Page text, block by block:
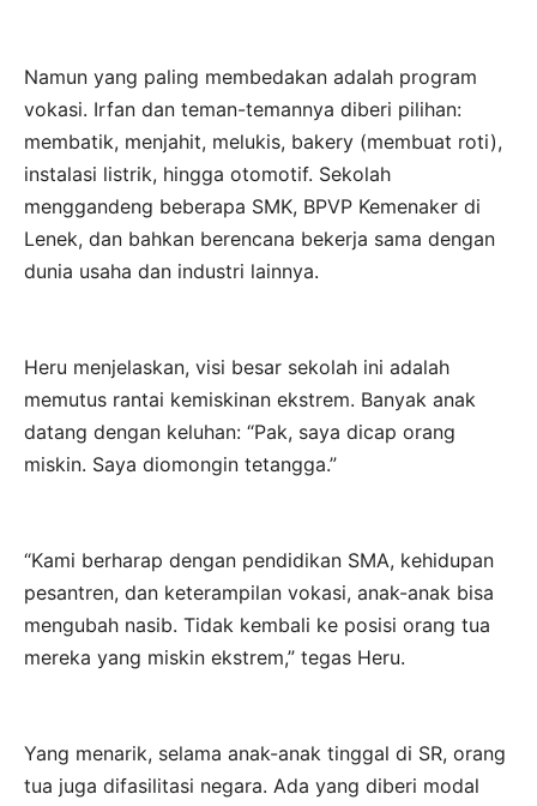
Namun yang paling membedakan adalah program
vokasi. Irfan dan teman-temannya diberi pilihan:
membatik, menjahit, melukis, bakery (membuat roti),
instalasi listrik, hingga otomotif. Sekolah
menggandeng beberapa SMK, BPVP Kemenaker di
Lenek, dan bahkan berencana bekerja sama dengan
dunia usaha dan industri lainnya.
Heru menjelaskan, visi besar sekolah ini adalah
memutus rantai kemiskinan ekstrem. Banyak anak
datang dengan keluhan: “Pak, saya dicap orang
miskin. Saya diomongin tetangga.”
“Kami berharap dengan pendidikan SMA, kehidupan
pesantren, dan keterampilan vokasi, anak-anak bisa
mengubah nasib. Tidak kembali ke posisi orang tua
mereka yang miskin ekstrem,” tegas Heru.
Yang menarik, selama anak-anak tinggal di SR, orang
tua juga difasilitasi negara. Ada yang diberi modal